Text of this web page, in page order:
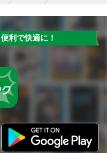
利で快適に！